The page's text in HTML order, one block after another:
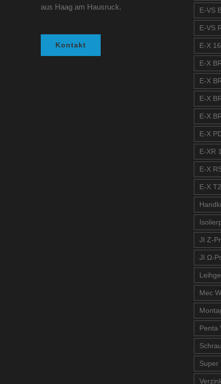
aus Haag am Hausruck.
Kontakt
E-VS
E-VS
E-X
E-X
E-X
E-X
E-X
E-X
E-XR
E-X
E-X
JI Z-
JI Ω-
Mec
Penta
Super